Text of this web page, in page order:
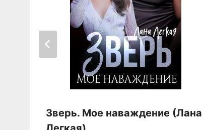
Зверь. Мое наваждение (Лана